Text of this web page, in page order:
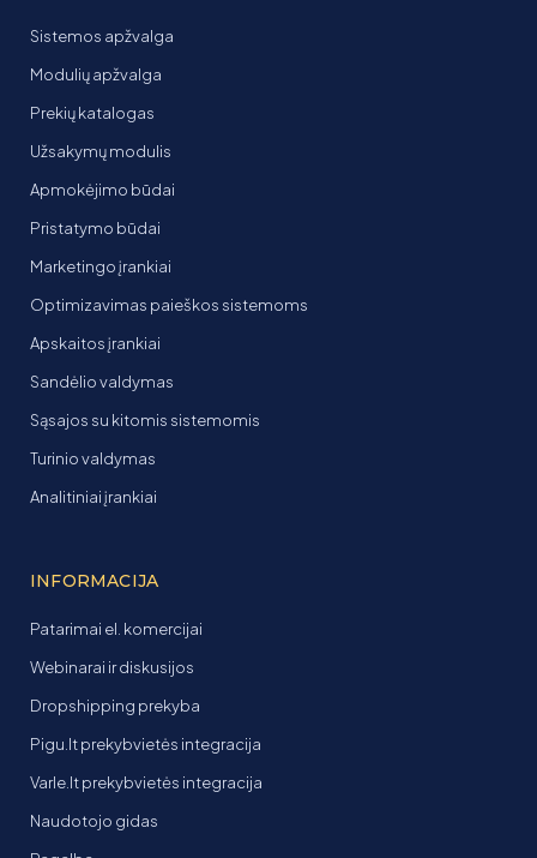
Sistemos apžvalga
Modulių apžvalga
Prekių katalogas
Užsakymų modulis
Apmokėjimo būdai
Pristatymo būdai
Marketingo įrankiai
Optimizavimas paieškos sistemoms
Apskaitos įrankiai
Sandėlio valdymas
Sąsajos su kitomis sistemomis
Turinio valdymas
Analitiniai įrankiai
INFORMACIJA
Patarimai el. komercijai
Webinarai ir diskusijos
Dropshipping prekyba
Pigu.lt prekybvietės integracija
Varle.lt prekybvietės integracija
Naudotojo gidas